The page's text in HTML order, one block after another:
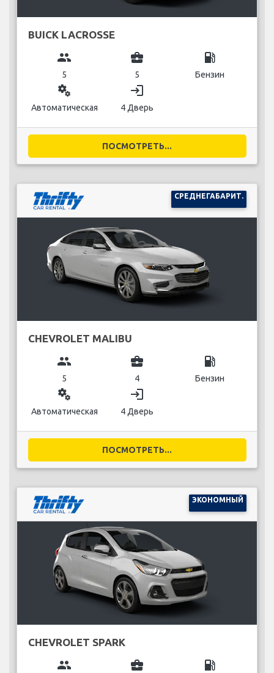
BUICK LACROSSE
group
5
business_center
5
local_gas_station
Бензин
miscellaneous_services
Автоматическая
login
4 Дверь
ПОСМОТРЕТЬ...
СРЕДНЕГАБАРИТ.
CHEVROLET MALIBU
group
5
business_center
4
local_gas_station
Бензин
miscellaneous_services
Автоматическая
login
4 Дверь
ПОСМОТРЕТЬ...
ЭКОНОМНЫЙ
CHEVROLET SPARK
group business_center local_gas_station